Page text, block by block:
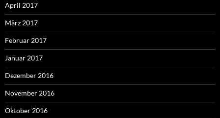
April 2017
März 2017
Februar 2017
Januar 2017
Dezember 2016
November 2016
Oktober 2016